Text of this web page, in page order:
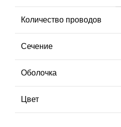
Количество проводов
Сечение
Оболочка
Цвет